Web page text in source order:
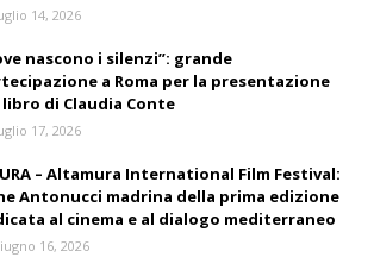
14, 2026
nascono i silenzi”: grande
a Roma per la presentazione
libro di Claudia Conte
17, 2026
– Altamura International Film Festival:
Antonucci madrina della prima edizione
al cinema e al dialogo mediterraneo
16, 2026